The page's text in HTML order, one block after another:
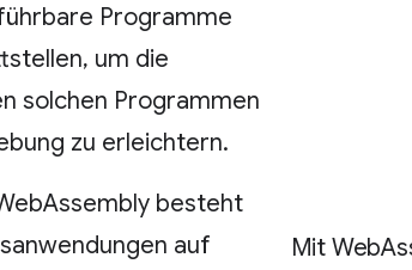
Programme
um die
solchen Programmen
zu erleichtern.
besteht
auf
Mit